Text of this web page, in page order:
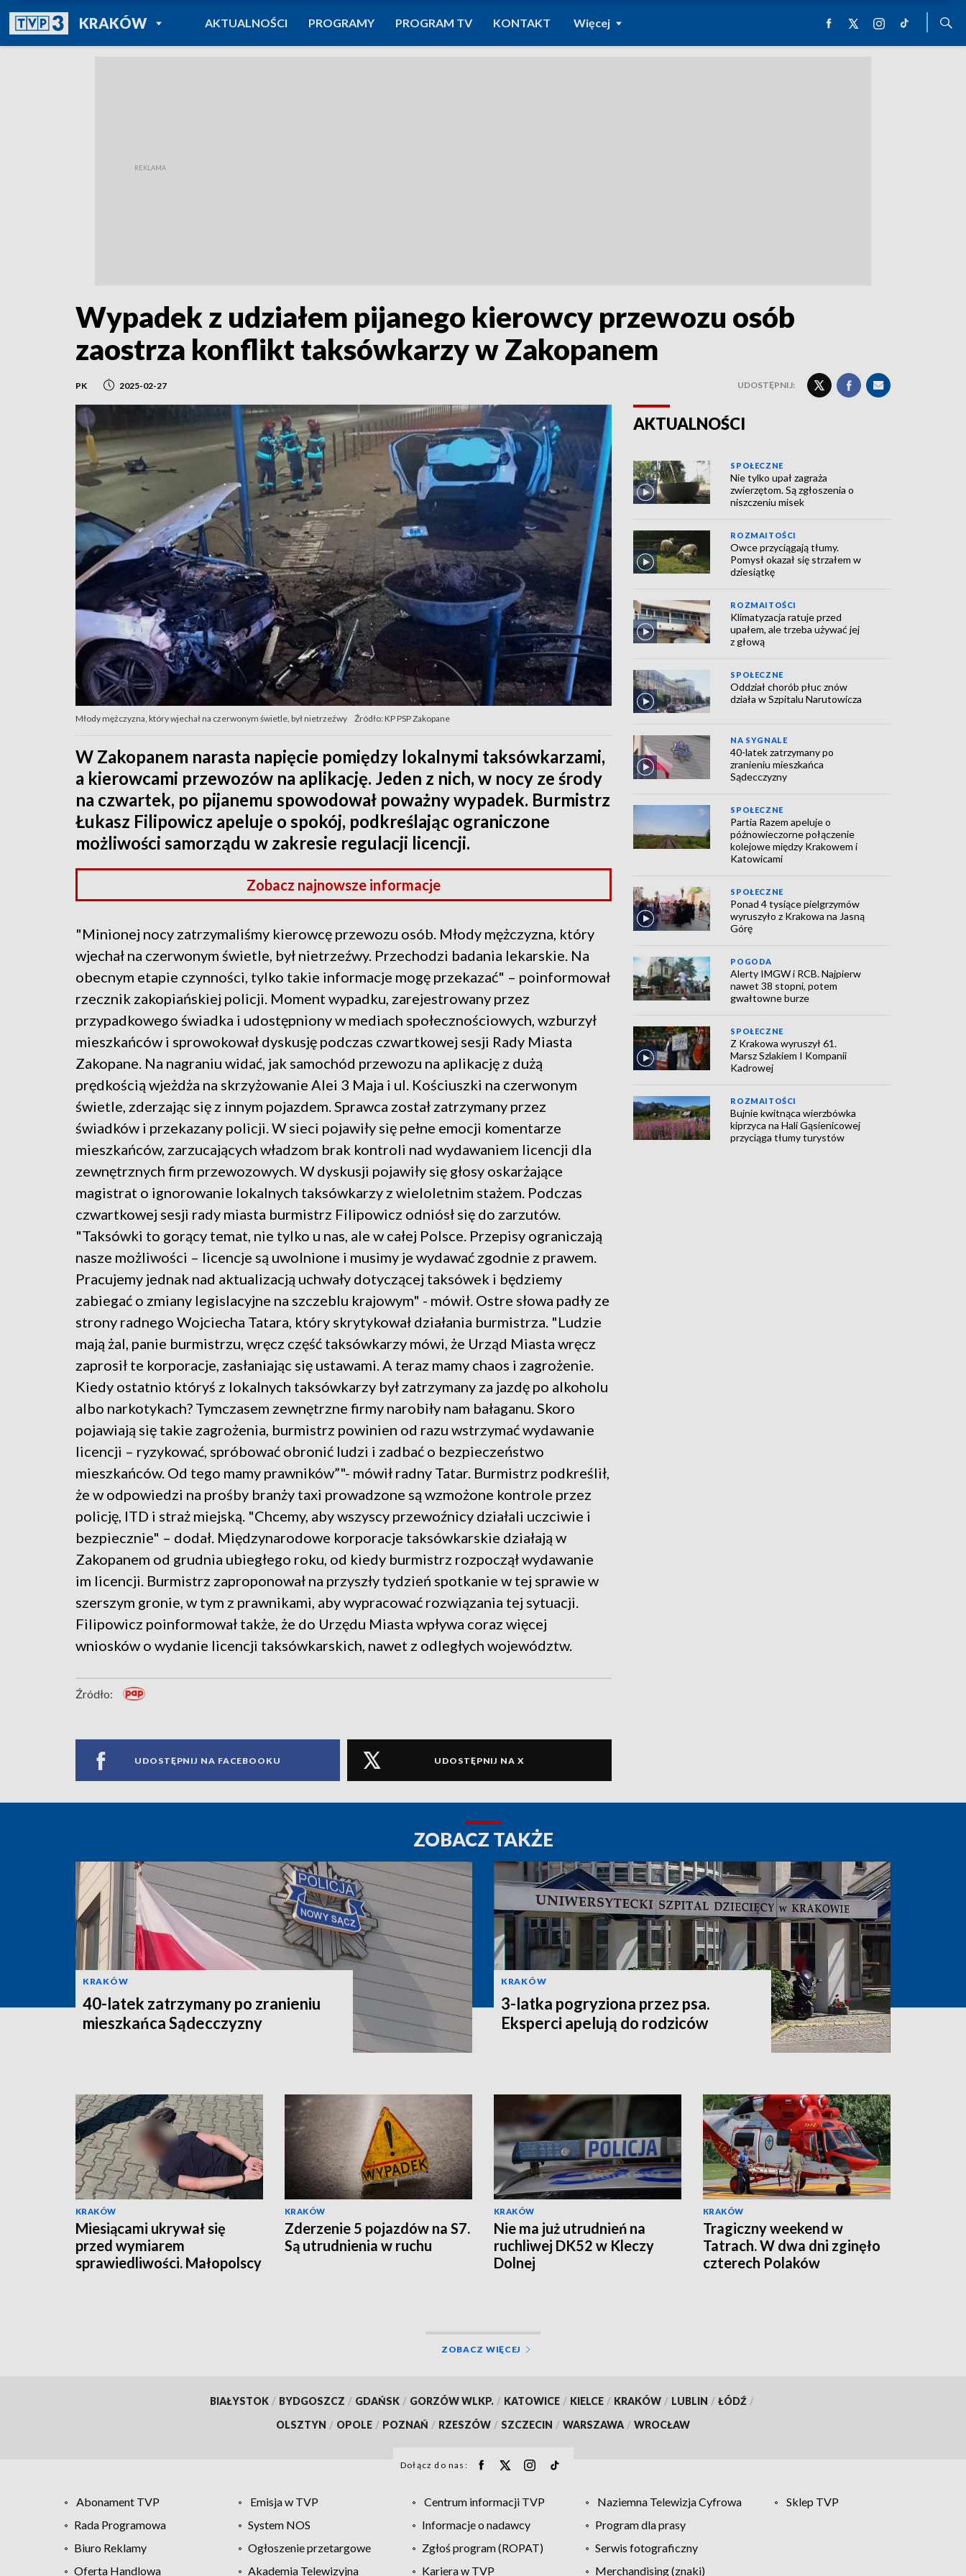
KRAKÓWPOWRÓT DO
TVP REGIONY
AKTUALNOŚCI PROGRAMY PROGRAM TV KONTAKT Więcej
Wypadek z udziałem pijanego kierowcy przewozu osób
zaostrza konflikt taksówkarzy w Zakopanem
PK 2025-02-27 UDOSTĘPNIJ:
Młody mężczyzna, który wjechał na czerwonym świetle, był nietrzeźwy Źródło: KP PSP Zakopane
W Zakopanem narasta napięcie pomiędzy lokalnymi taksówkarzami,
a kierowcami przewozów na aplikację. Jeden z nich, w nocy ze środy
na czwartek, po pijanemu spowodował poważny wypadek. Burmistrz
Łukasz Filipowicz apeluje o spokój, podkreślając ograniczone
możliwości samorządu w zakresie regulacji licencji.
Zobacz najnowsze informacje
"Minionej nocy zatrzymaliśmy kierowcę przewozu osób. Młody mężczyzna, który
wjechał na czerwonym świetle, był nietrzeźwy. Przechodzi badania lekarskie. Na
obecnym etapie czynności, tylko takie informacje mogę przekazać" – poinformował
rzecznik zakopiańskiej policji. Moment wypadku, zarejestrowany przez
przypadkowego świadka i udostępniony w mediach społecznościowych, wzburzył
mieszkańców i sprowokował dyskusję podczas czwartkowej sesji Rady Miasta
Zakopane. Na nagraniu widać, jak samochód przewozu na aplikację z dużą
prędkością wjeżdża na skrzyżowanie Alei 3 Maja i ul. Kościuszki na czerwonym
świetle, zderzając się z innym pojazdem. Sprawca został zatrzymany przez
świadków i przekazany policji. W sieci pojawiły się pełne emocji komentarze
mieszkańców, zarzucających władzom brak kontroli nad wydawaniem licencji dla
zewnętrznych firm przewozowych. W dyskusji pojawiły się głosy oskarżające
magistrat o ignorowanie lokalnych taksówkarzy z wieloletnim stażem. Podczas
czwartkowej sesji rady miasta burmistrz Filipowicz odniósł się do zarzutów.
"Taksówki to gorący temat, nie tylko u nas, ale w całej Polsce. Przepisy ograniczają
nasze możliwości – licencje są uwolnione i musimy je wydawać zgodnie z prawem.
Pracujemy jednak nad aktualizacją uchwały dotyczącej taksówek i będziemy
zabiegać o zmiany legislacyjne na szczeblu krajowym" - mówił. Ostre słowa padły ze
strony radnego Wojciecha Tatara, który skrytykował działania burmistrza. "Ludzie
mają żal, panie burmistrzu, wręcz część taksówkarzy mówi, że Urząd Miasta wręcz
zaprosił te korporacje, zasłaniając się ustawami. A teraz mamy chaos i zagrożenie.
Kiedy ostatnio któryś z lokalnych taksówkarzy był zatrzymany za jazdę po alkoholu
albo narkotykach? Tymczasem zewnętrzne firmy narobiły nam bałaganu. Skoro
pojawiają się takie zagrożenia, burmistrz powinien od razu wstrzymać wydawanie
licencji – ryzykować, spróbować obronić ludzi i zadbać o bezpieczeństwo
mieszkańców. Od tego mamy prawników”"- mówił radny Tatar. Burmistrz podkreślił,
że w odpowiedzi na prośby branży taxi prowadzone są wzmożone kontrole przez
policję, ITD i straż miejską. "Chcemy, aby wszyscy przewoźnicy działali uczciwie i
bezpiecznie" – dodał. Międzynarodowe korporacje taksówkarskie działają w
Zakopanem od grudnia ubiegłego roku, od kiedy burmistrz rozpoczął wydawanie
im licencji. Burmistrz zaproponował na przyszły tydzień spotkanie w tej sprawie w
szerszym gronie, w tym z prawnikami, aby wypracować rozwiązania tej sytuacji.
Filipowicz poinformował także, że do Urzędu Miasta wpływa coraz więcej
wniosków o wydanie licencji taksówkarskich, nawet z odległych województw.
Źródło:
UDOSTĘPNIJ NA FACEBOOKU UDOSTĘPNIJ NA X
AKTUALNOŚCI
SPOŁECZNE
Nie tylko upał zagraża
zwierzętom. Są zgłoszenia o
niszczeniu misek
ROZMAITOŚCI
Owce przyciągają tłumy.
Pomysł okazał się strzałem w
dziesiątkę
ROZMAITOŚCI
Klimatyzacja ratuje przed
upałem, ale trzeba używać jej
z głową
SPOŁECZNE
Oddział chorób płuc znów
działa w Szpitalu Narutowicza
NA SYGNALE
40-latek zatrzymany po
zranieniu mieszkańca
Sądecczyzny
SPOŁECZNE
Partia Razem apeluje o
późnowieczorne połączenie
kolejowe między Krakowem i
Katowicami
SPOŁECZNE
Ponad 4 tysiące pielgrzymów
wyruszyło z Krakowa na Jasną
Górę
POGODA
Alerty IMGW i RCB. Najpierw
nawet 38 stopni, potem
gwałtowne burze
SPOŁECZNE
Z Krakowa wyruszył 61.
Marsz Szlakiem I Kompanii
Kadrowej
ROZMAITOŚCI
Bujnie kwitnąca wierzbówka
kiprzyca na Hali Gąsienicowej
przyciąga tłumy turystów
ZOBACZ TAKŻE
KRAKÓW
40-latek zatrzymany po zranieniu
mieszkańca Sądecczyzny
KRAKÓW
3-latka pogryziona przez psa.
Eksperci apelują do rodziców
KRAKÓW
Miesiącami ukrywał się
przed wymiarem
sprawiedliwości. Małopolscy
KRAKÓW
Zderzenie 5 pojazdów na S7.
Są utrudnienia w ruchu
KRAKÓW
Nie ma już utrudnień na
ruchliwej DK52 w Kleczy
Dolnej
KRAKÓW
Tragiczny weekend w
Tatrach. W dwa dni zginęło
czterech Polaków
ZOBACZ WIĘCEJ
BIAŁYSTOK / BYDGOSZCZ / GDAŃSK / GORZÓW WLKP. / KATOWICE / KIELCE / KRAKÓW / LUBLIN / ŁÓDŹ /
OLSZTYN / OPOLE / POZNAŃ / RZESZÓW / SZCZECIN / WARSZAWA / WROCŁAW
Dołącz do nas:
Abonament TVP Emisja w TVP Centrum informacji TVP Naziemna Telewizja Cyfrowa
Sklep TVP
Rada Programowa
System NOS Informacje o nadawcy
Program dla prasy
Biuro Reklamy
Ogłoszenie przetargowe Zgłoś program (ROPAT)
Serwis fotograficzny
Oferta Handlowa
Akademia Telewizyjna Kariera w TVP Merchandising (znaki)